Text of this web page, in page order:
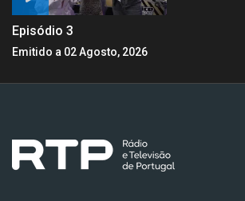
Episódio 3
Emitido a 02 Agosto, 2026